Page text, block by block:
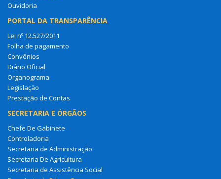
Ouvidoria
PORTAL DA TRANSPARÊNCIA
Lei nº 12.527/2011
Folha de pagamento
Convênios
Diário Oficial
Organograma
Legislação
Prestação de Contas
SECRETARIA E ÓRGÃOS
Chefe De Gabinete
Controladoria
Secretaria de Administração
Secretaria De Agricultura
Secretaria de Assistência Social